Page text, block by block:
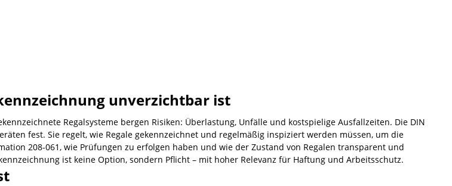
unverzichtbar ist
Regalsysteme bergen Risiken: Überlastung, Unfälle und kostspielige Ausfallzeiten. Die DIN
fest. Sie regelt, wie Regale gekennzeichnet und regelmäßig inspiziert werden müssen, um die
208-061, wie Prüfungen zu erfolgen haben und wie der Zustand von Regalen transparent und
ist keine Option, sondern Pflicht – mit hoher Relevanz für Haftung und Arbeitsschutz.